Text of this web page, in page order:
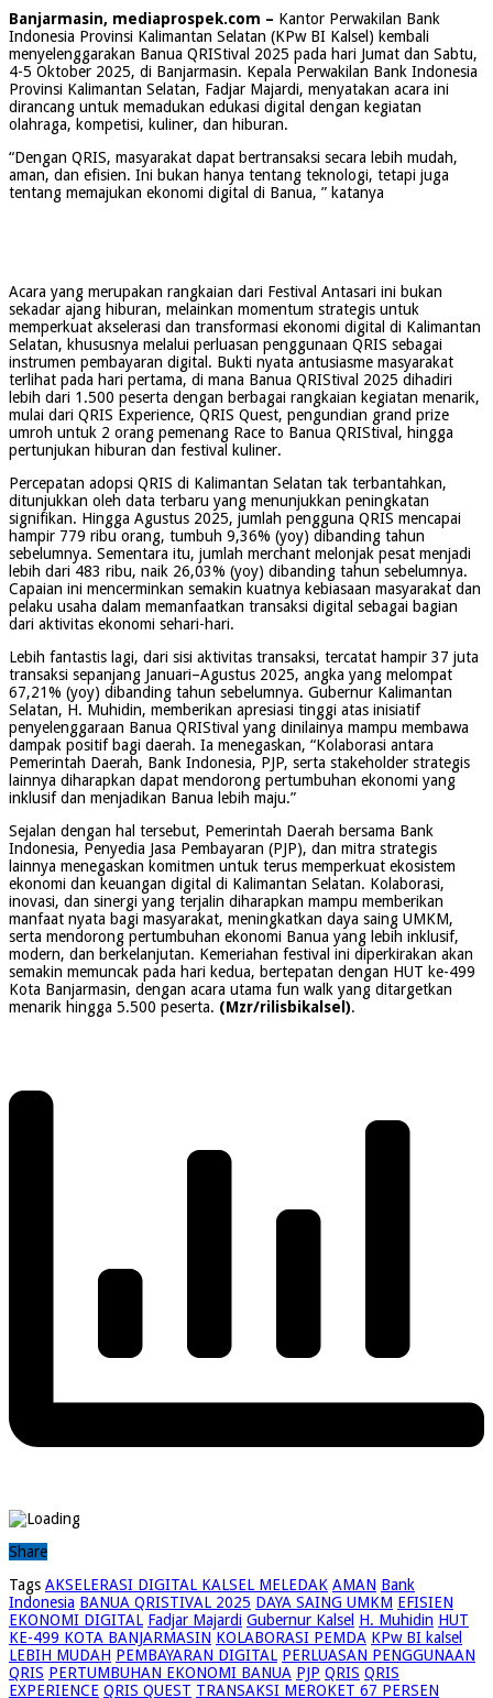
Banjarmasin, mediaprospek.com – Kantor Perwakilan Bank
Indonesia Provinsi Kalimantan Selatan (KPw BI Kalsel) kembali
menyelenggarakan Banua QRIStival 2025 pada hari Jumat dan Sabtu,
4-5 Oktober 2025, di Banjarmasin. Kepala Perwakilan Bank Indonesia
Provinsi Kalimantan Selatan, Fadjar Majardi, menyatakan acara ini
dirancang untuk memadukan edukasi digital dengan kegiatan
olahraga, kompetisi, kuliner, dan hiburan.
“Dengan QRIS, masyarakat dapat bertransaksi secara lebih mudah,
aman, dan efisien. Ini bukan hanya tentang teknologi, tetapi juga
tentang memajukan ekonomi digital di Banua, ” katanya
Acara yang merupakan rangkaian dari Festival Antasari ini bukan
sekadar ajang hiburan, melainkan momentum strategis untuk
memperkuat akselerasi dan transformasi ekonomi digital di Kalimantan
Selatan, khususnya melalui perluasan penggunaan QRIS sebagai
instrumen pembayaran digital. Bukti nyata antusiasme masyarakat
terlihat pada hari pertama, di mana Banua QRIStival 2025 dihadiri
lebih dari 1.500 peserta dengan berbagai rangkaian kegiatan menarik,
mulai dari QRIS Experience, QRIS Quest, pengundian grand prize
umroh untuk 2 orang pemenang Race to Banua QRIStival, hingga
pertunjukan hiburan dan festival kuliner.
Percepatan adopsi QRIS di Kalimantan Selatan tak terbantahkan,
ditunjukkan oleh data terbaru yang menunjukkan peningkatan
signifikan. Hingga Agustus 2025, jumlah pengguna QRIS mencapai
hampir 779 ribu orang, tumbuh 9,36% (yoy) dibanding tahun
sebelumnya. Sementara itu, jumlah merchant melonjak pesat menjadi
lebih dari 483 ribu, naik 26,03% (yoy) dibanding tahun sebelumnya.
Capaian ini mencerminkan semakin kuatnya kebiasaan masyarakat dan
pelaku usaha dalam memanfaatkan transaksi digital sebagai bagian
dari aktivitas ekonomi sehari-hari.
Lebih fantastis lagi, dari sisi aktivitas transaksi, tercatat hampir 37 juta
transaksi sepanjang Januari–Agustus 2025, angka yang melompat
67,21% (yoy) dibanding tahun sebelumnya. Gubernur Kalimantan
Selatan, H. Muhidin, memberikan apresiasi tinggi atas inisiatif
penyelenggaraan Banua QRIStival yang dinilainya mampu membawa
dampak positif bagi daerah. Ia menegaskan, “Kolaborasi antara
Pemerintah Daerah, Bank Indonesia, PJP, serta stakeholder strategis
lainnya diharapkan dapat mendorong pertumbuhan ekonomi yang
inklusif dan menjadikan Banua lebih maju.”
Sejalan dengan hal tersebut, Pemerintah Daerah bersama Bank
Indonesia, Penyedia Jasa Pembayaran (PJP), dan mitra strategis
lainnya menegaskan komitmen untuk terus memperkuat ekosistem
ekonomi dan keuangan digital di Kalimantan Selatan. Kolaborasi,
inovasi, dan sinergi yang terjalin diharapkan mampu memberikan
manfaat nyata bagi masyarakat, meningkatkan daya saing UMKM,
serta mendorong pertumbuhan ekonomi Banua yang lebih inklusif,
modern, dan berkelanjutan. Kemeriahan festival ini diperkirakan akan
semakin memuncak pada hari kedua, bertepatan dengan HUT ke-499
Kota Banjarmasin, dengan acara utama fun walk yang ditargetkan
menarik hingga 5.500 peserta. (Mzr/rilisbikalsel).
Share
Tags AKSELERASI DIGITAL KALSEL MELEDAK AMAN Bank
Indonesia BANUA QRISTIVAL 2025 DAYA SAING UMKM EFISIEN
EKONOMI DIGITAL Fadjar Majardi Gubernur Kalsel H. Muhidin HUT
KE-499 KOTA BANJARMASIN KOLABORASI PEMDA KPw BI kalsel
LEBIH MUDAH PEMBAYARAN DIGITAL PERLUASAN PENGGUNAAN
QRIS PERTUMBUHAN EKONOMI BANUA PJP QRIS QRIS
EXPERIENCE QRIS QUEST TRANSAKSI MEROKET 67 PERSEN